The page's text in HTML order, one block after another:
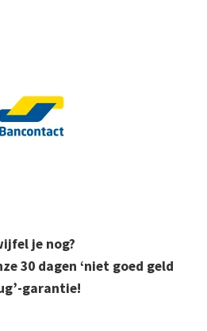
je nog?
30 dagen ‘niet goed geld
garantie!